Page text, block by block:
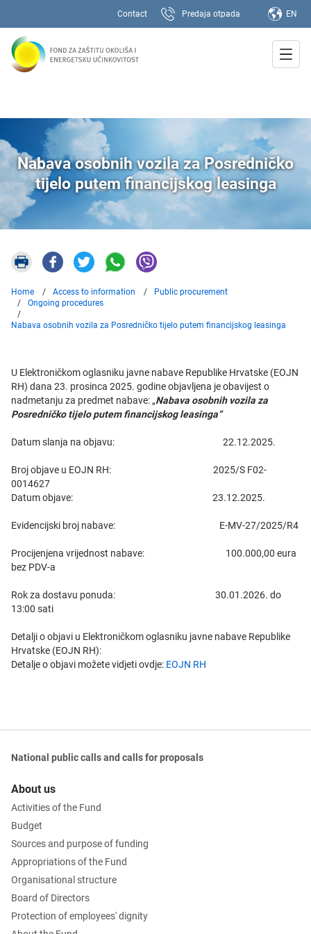
Contact Predaja otpada EN
Nabava osobnih vozila za Posredničko
tijelo putem financijskog leasinga
Home Access to information
Public procurement
Ongoing procedures
Nabava osobnih vozila za Posredničko tijelo putem financijskog leasinga
U Elektroničkom oglasniku javne nabave Republike Hrvatske (EOJN
RH) dana 23. prosinca 2025. godine objavljena je obavijest o
nadmetanju za predmet nabave: „Nabava osobnih vozila za
Posredničko tijelo putem financijskog leasinga“
Datum slanja na objavu: 22.12.2025.
Broj objave u EOJN RH: 2025/S F02-
0014627
Datum objave: 23.12.2025.
Evidencijski broj nabave: E-MV-27/2025/R4
Procijenjena vrijednost nabave: 100.000,00 eura
bez PDV-a
Rok za dostavu ponuda: 30.01.2026. do
13:00 sati
Detalji o objavi u Elektroničkom oglasniku javne nabave Republike
Hrvatske (EOJN RH):
Detalje o objavi možete vidjeti ovdje: EOJN RH
National public calls and calls for proposals
About us
Activities of the Fund
Budget
Sources and purpose of funding
Appropriations of the Fund
Organisational structure
Board of Directors
Protection of employees' dignity